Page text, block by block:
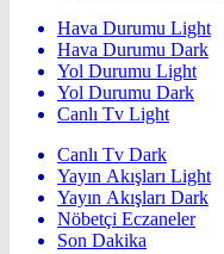
Hava Durumu Light
Hava Durumu Dark
Yol Durumu Light
Yol Durumu Dark
Canlı Tv Light
Canlı Tv Dark
Yayın Akışları Light
Yayın Akışları Dark
Nöbetçi Eczaneler
Son Dakika